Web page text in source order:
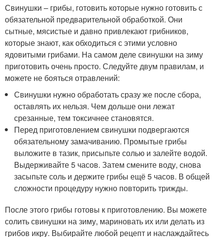
Свинушки – грибы, готовить которые нужно готовить с
обязательной предварительной обработкой. Они
сытные, мясистые и давно привлекают грибников,
которые знают, как обходиться с этими условно
ядовитыми грибами. На самом деле свинушки на зиму
приготовить очень просто. Следуйте двум правилам, и
можете не бояться отравлений:
Свинушки нужно обработать сразу же после сбора,
оставлять их нельзя. Чем дольше они лежат
срезанные, тем токсичнее становятся.
Перед приготовлением свинушки подвергаются
обязательному замачиванию. Промытые грибы
выложите в тазик, присыпьте солью и залейте водой.
Выдерживайте 5 часов. Затем смените воду, снова
засыпьте соль и держите грибы ещё 5 часов. В общей
сложности процедуру нужно повторить трижды.
После этого грибы готовы к приготовлению. Вы можете
солить свинушки на зиму, мариновать их или делать из
грибов икру. Выбирайте любой рецепт и наслаждайтесь